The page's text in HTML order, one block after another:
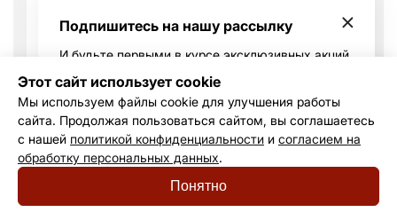
Жилет ЗОДИАК
васильковый
: 136516
Жилет УРБАН
утепленный с
капюшоном серый с
черным
1 920.00 р.
Подпишитесь на нашу рассылку
И будьте первыми в курсе эксклюзивных акций
Я принимаю условияполитики
персональных данных.
Этот сайт использует cookie
Мы используем файлы cookie для улучшения работы
сайта. Продолжая пользоваться сайтом, вы соглашаетесь
с нашей политикой конфиденциальности и согласием на
обработку персональных данных.
Понятно